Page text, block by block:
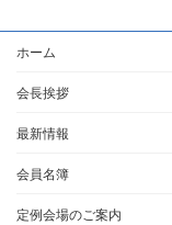
ホーム
会長挨拶
最新情報
会員名簿
定例会場のご案内